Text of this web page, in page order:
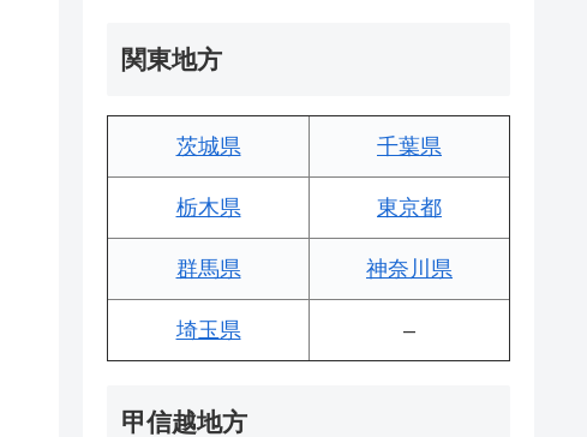
関東地方
茨城県 千葉県
栃木県 東京都
群馬県 神奈川県
埼玉県 –
甲信越地方